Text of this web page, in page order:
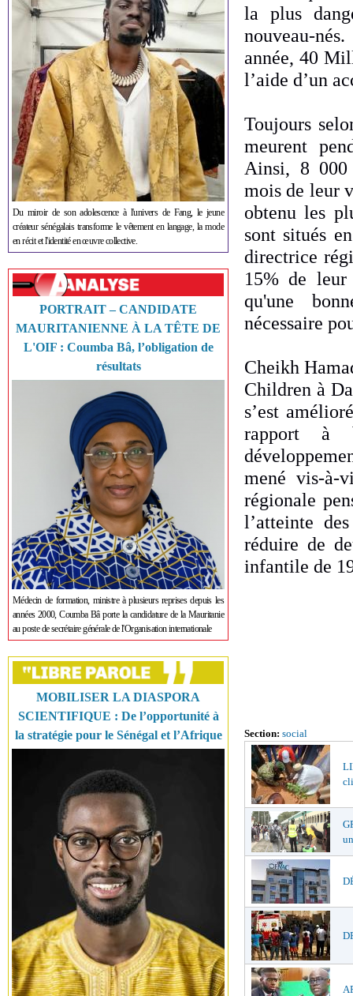
Du miroir de son adolescence à l'univers de Fang, le jeune
créateur sénégalais transforme le vêtement en langage, la mode
en récit et l'identité en œuvre collective.
PORTRAIT – CANDIDATE
MAURITANIENNE À LA TÊTE DE
L'OIF : Coumba Bâ, l’obligation de
résultats
Médecin de formation, ministre à plusieurs reprises depuis les
années 2000, Coumba Bâ porte la candidature de la Mauritanie
au poste de secrétaire générale de l'Organisation internationale
MOBILISER LA DIASPORA
SCIENTIFIQUE : De l’opportunité à
la stratégie pour le Sénégal et l’Afrique
la plus
nouveau-
année, 40
l’aide d’un
Toujours
meurent
Ainsi, 8 000
mois de leur
obtenu les
sont situés
directrice
15% de
qu'une
nécessaire
Cheikh
Children à
s’est
rapport à
mené vis-à-
régionale
l’atteinte
réduire de
infantile de
Section: social